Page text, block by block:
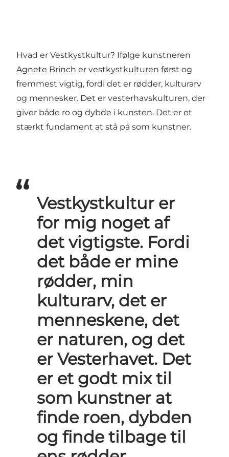
Hvad er Vestkystkultur? Ifølge kunstneren
Agnete Brinch er vestkystkulturen først og
fremmest vigtig, fordi det er rødder, kulturarv
og mennesker. Det er vesterhavskulturen, der
giver både ro og dybde i kunsten. Det er et
stærkt fundament at stå på som kunstner.
Vestkystkultur er
for mig noget af
det vigtigste. Fordi
det både er mine
rødder, min
kulturarv, det er
menneskene, det
er naturen, og det
er Vesterhavet. Det
er et godt mix til
som kunstner at
finde roen, dybden
og finde tilbage til